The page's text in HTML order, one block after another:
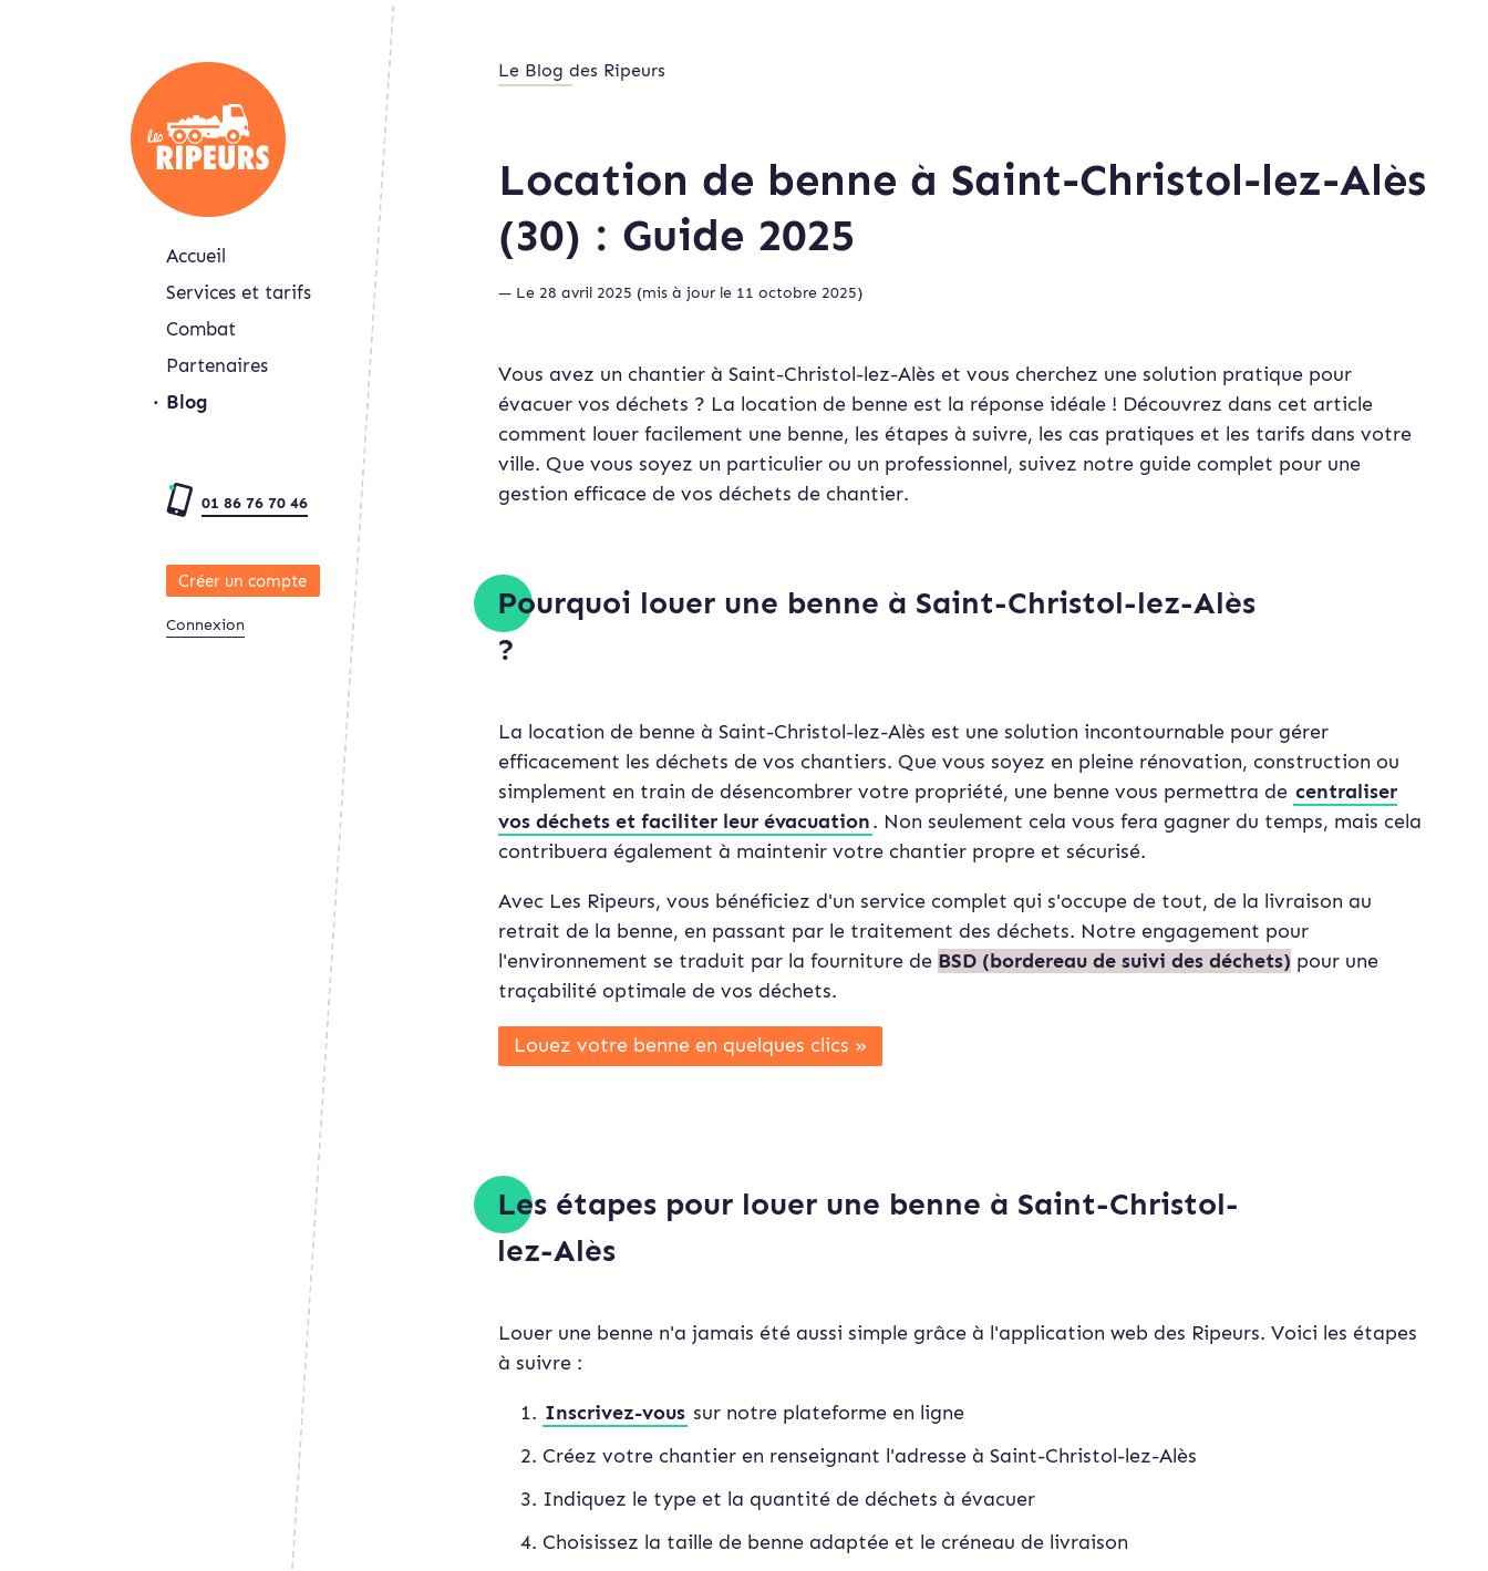
Accueil
Services et tarifs
Combat
Partenaires
Blog
01 86 76 70 46
Créer un compte
Connexion
Le Blog des Ripeurs
Location de benne à Saint-Christol-lez-Alès
(30) : Guide 2025
— Le 28 avril 2025 (mis à jour le 11 octobre 2025)
Vous avez un chantier à Saint-Christol-lez-Alès et vous cherchez une solution pratique pour
évacuer vos déchets ? La location de benne est la réponse idéale ! Découvrez dans cet article
comment louer facilement une benne, les étapes à suivre, les cas pratiques et les tarifs dans votre
ville. Que vous soyez un particulier ou un professionnel, suivez notre guide complet pour une
gestion efficace de vos déchets de chantier.
Pourquoi louer une benne à Saint-Christol-lez-Alès
?
La location de benne à Saint-Christol-lez-Alès est une solution incontournable pour gérer
efficacement les déchets de vos chantiers. Que vous soyez en pleine rénovation, construction ou
simplement en train de désencombrer votre propriété, une benne vous permettra de centraliser
vos déchets et faciliter leur évacuation. Non seulement cela vous fera gagner du temps, mais cela
contribuera également à maintenir votre chantier propre et sécurisé.
Avec Les Ripeurs, vous bénéficiez d'un service complet qui s'occupe de tout, de la livraison au
retrait de la benne, en passant par le traitement des déchets. Notre engagement pour
l'environnement se traduit par la fourniture de BSD (bordereau de suivi des déchets) pour une
traçabilité optimale de vos déchets.
Louez votre benne en quelques clics »
Les étapes pour louer une benne à Saint-Christol-
lez-Alès
Louer une benne n'a jamais été aussi simple grâce à l'application web des Ripeurs. Voici les étapes
à suivre :
Inscrivez-vous sur notre plateforme en ligne
Créez votre chantier en renseignant l'adresse à Saint-Christol-lez-Alès
Indiquez le type et la quantité de déchets à évacuer
Choisissez la taille de benne adaptée et le créneau de livraison